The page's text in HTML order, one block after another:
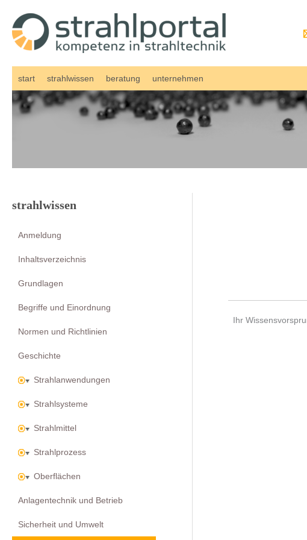
Inhalt
springen
start strahlwissen beratung unternehmen
strahlwissen
Anmeldung
Inhaltsverzeichnis
Grundlagen
Begriffe und Einordnung
Normen und Richtlinien
Geschichte
Strahlanwendungen
Strahlsysteme
Strahlmittel
Strahlprozess
Oberflächen
Anlagentechnik und Betrieb
Sicherheit und Umwelt
Ihr